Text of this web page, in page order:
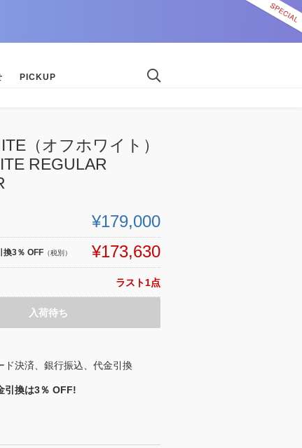
PICKUP
（オフホワイト）
REGULAR
¥179,000
換3％ OFF （税別） ¥173,630
ラスト1点
入荷待ち
ド決済、銀行振込、代金引換
引換は3％ OFF!